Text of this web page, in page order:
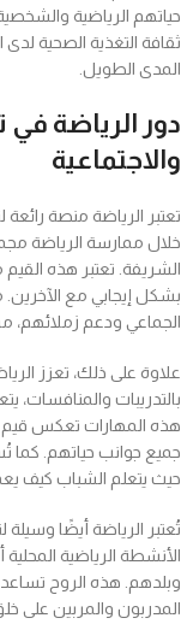
حياتهم الرياضية
ثقافة التغذية الصحية
المدى الطويل.
دور الرياضة في
والاجتماعية
تعتبر الرياضة منصة رائعة
خلال ممارسة الرياضة
الشريفة. تعتبر هذه
بشكل إيجابي مع
الجماعي ودعم زملائهم،
علاوة على ذلك، تعزز
بالتدريبات والمنافسات،
هذه المهارات تعكس قيم
جميع جوانب حياتهم. كما
حيث يتعلم الشباب كيف
تُعتبر الرياضة أيضًا
الأنشطة الرياضية
وبلدهم. هذه الروح
المدربون والمربين على